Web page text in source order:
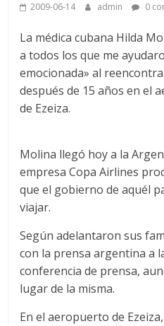
2009-06-14 admin 0
La médica cubana Hilda
a todos los que me
emocionada» al
después de 15 años en el
de Ezeiza.
Molina llegó hoy a la
empresa Copa Airlines
que el gobierno de aquél
viajar.
Según adelantaron sus
con la prensa argentina a
conferencia de prensa,
lugar de la misma.
En el aeropuerto de